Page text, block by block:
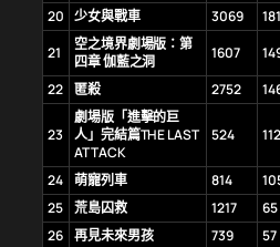
20 少女與戰車 3069 181
21
空之境界劇場版：第
四章 伽藍之洞
1607
22 匿殺 2752
23
劇場版「進擊的巨
人」完結篇THE LAST
ATTACK
524 112
24 萌寵列車 814
25 荒島囚救 1217 65
26 再見未來男孩 739 57